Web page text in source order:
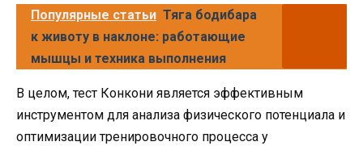
Популярные статьи Тяга бодибара
к животу в наклоне: работающие
мышцы и техника выполнения
В целом, тест Конкони является эффективным
инструментом для анализа физического потенциала и
оптимизации тренировочного процесса у